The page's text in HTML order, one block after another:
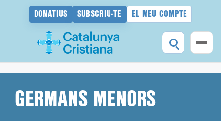
DONATIUS SUBSCRIU-TE EL MEU COMPTE
contingutGERMANS MENORS